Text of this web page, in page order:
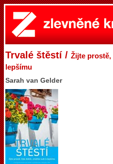
Trvalé štěstí / Žijte prostě,
lepšímu
Sarah van Gelder